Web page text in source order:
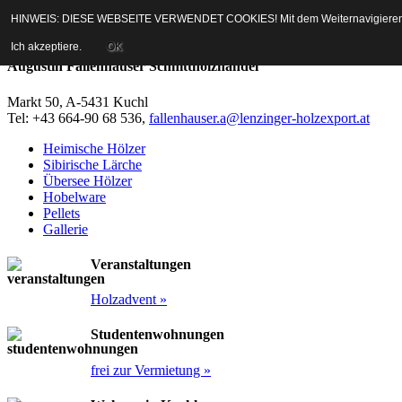
Springe direkt zur Navigation Springe direkt zum Inhalt
Augustin Fallenhauser Schnittholzhandel
Markt 50, A-5431 Kuchl
Tel: +43 664-90 68 536, fallenhauser.a@lenzinger-holzexport.at
Heimische Hölzer
Sibirische Lärche
Übersee Hölzer
Hobelware
Pellets
Gallerie
Veranstaltungen
Holzadvent »
Studentenwohnungen
frei zur Vermietung »
HINWEIS: DIESE WEBSEITE VERWENDET COOKIES! Mit dem
Ich akzeptiere. OK